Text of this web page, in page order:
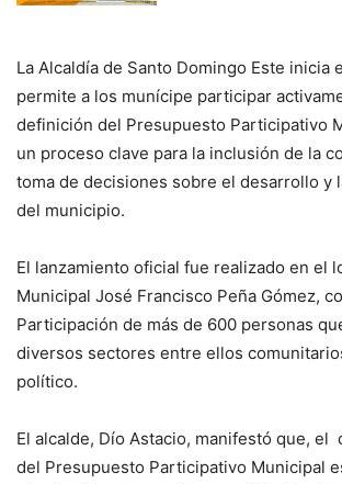
La Alcaldía de Santo Domingo Este inicia
permite a los munícipe participar
definición del Presupuesto Participativo
un proceso clave para la inclusión de la
toma de decisiones sobre el desarrollo y
del municipio.
El lanzamiento oficial fue realizado en el
Municipal José Francisco Peña Gómez,
Participación de más de 600 personas
diversos sectores entre ellos
político.
El alcalde, Dío Astacio, manifestó que, el
del Presupuesto Participativo Municipal